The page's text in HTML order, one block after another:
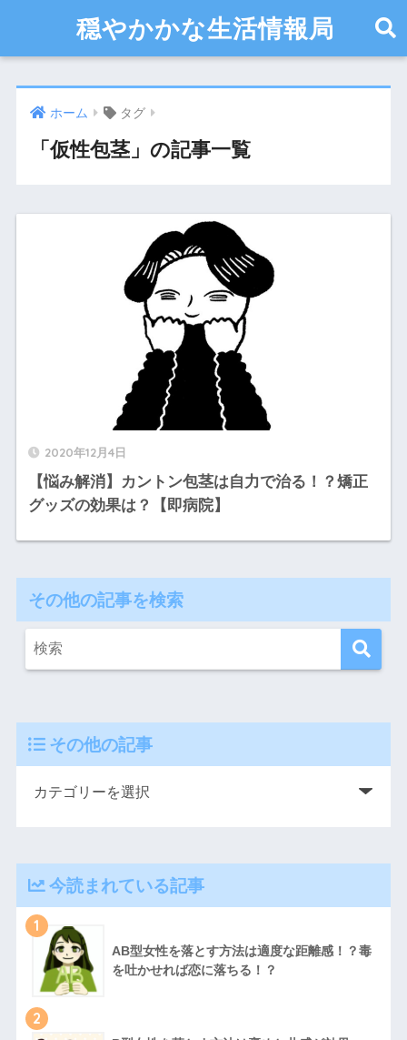
穏やかかな生活情報局
ホーム タグ
「仮性包茎」の記事一覧
2020年12月4日
【悩み解消】カントン包茎は自力で治る！？矯正
グッズの効果は？【即病院】
その他の記事を検索
その他の記事
今読まれている記事
1
AB型女性を落とす方法は適度な距離感！？毒
を吐かせれば恋に落ちる！？
2